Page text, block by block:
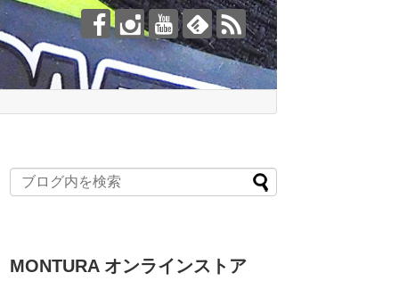
MONTURA オンラインストア